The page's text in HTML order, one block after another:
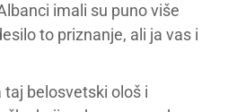
imali su puno više
to priznanje, ali ja vas i
taj belosvetski ološ i